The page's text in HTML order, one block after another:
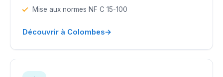
Mise aux normes NF C 15-100
Découvrir à Colombes→